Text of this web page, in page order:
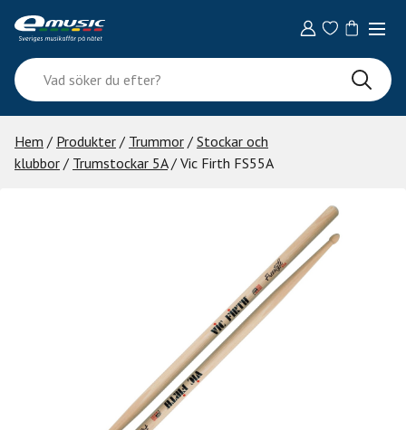
content
Vad
söker
du
efter?
Hem / Produkter / Trummor / Stockar och
klubbor / Trumstockar 5A/ Vic Firth FS55A